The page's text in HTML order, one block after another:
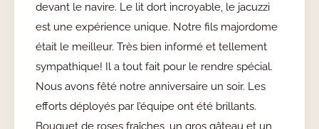
devant le navire. Le lit dort incroyable, le jacuzzi
est une expérience unique. Notre fils majordome
était le meilleur. Très bien informé et tellement
sympathique! Il a tout fait pour le rendre spécial.
Nous avons fêté notre anniversaire un soir. Les
efforts déployés par l’équipe ont été brillants.
Bouquet de roses fraîches, un gros gâteau et un